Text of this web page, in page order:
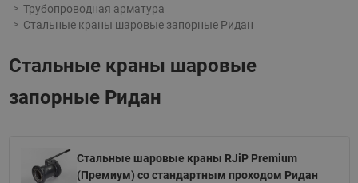
Трубопроводная арматура
Стальные краны шаровые запорные Ридан
Стальные краны шаровые
запорные Ридан
Стальные шаровые краны RJiP Premium
(Премиум) со стандартным проходом Ридан